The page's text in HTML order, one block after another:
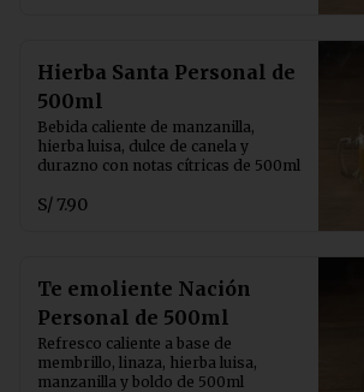
Hierba Santa Personal de
500ml
Bebida caliente de manzanilla,
hierba luisa, dulce de canela y
durazno con notas cítricas de 500ml
S/ 7.90
Te emoliente Nación
Personal de 500ml
Refresco caliente a base de
membrillo, linaza, hierba luisa,
manzanilla y boldo de 500ml